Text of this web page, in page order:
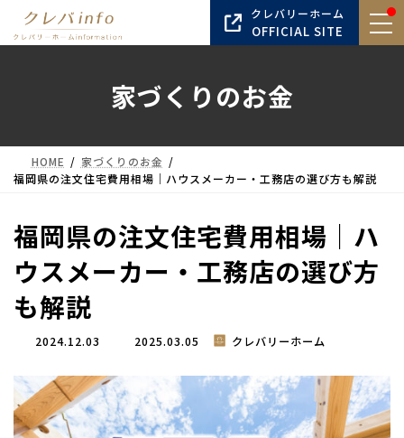
テ
キ
ゲ
に
クレバリーホーム
OFFICIAL SITE
家づくりのお金
HOME
家づくりのお金
福岡県の注文住宅費用相場｜ハウスメーカー・工務店の選び方も解説
福岡県の注文住宅費用相場｜ハ
ウスメーカー・工務店の選び方
も解説
2024.12.03
最
日
時
2025.03.05 クレバリーホーム